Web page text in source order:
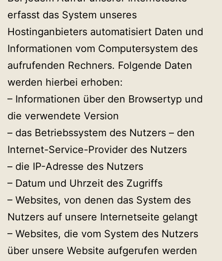
erfasst das System unseres
Hostinganbieters automatisiert Daten und
Informationen vom Computersystem des
aufrufenden Rechners. Folgende Daten
werden hierbei erhoben:
– Informationen über den Browsertyp und
die verwendete Version
– das Betriebssystem des Nutzers – den
Internet-Service-Provider des Nutzers
– die IP-Adresse des Nutzers
– Datum und Uhrzeit des Zugriffs
– Websites, von denen das System des
Nutzers auf unsere Internetseite gelangt
– Websites, die vom System des Nutzers
über unsere Website aufgerufen werden